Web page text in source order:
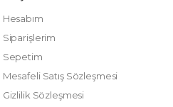
Hesabım
Siparişlerim
Sepetim
Mesafeli Satış Sözleşmesi
Gizlilik Sözleşmesi